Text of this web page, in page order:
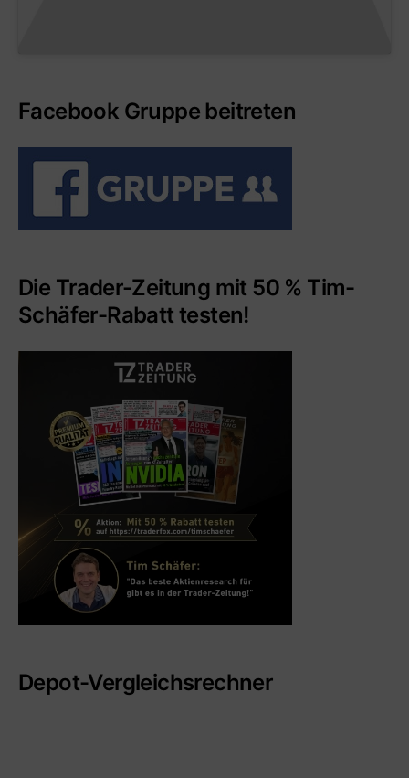
Facebook Gruppe beitreten
Die Trader-Zeitung mit 50 % Tim-
Schäfer-Rabatt testen!
Depot-Vergleichsrechner